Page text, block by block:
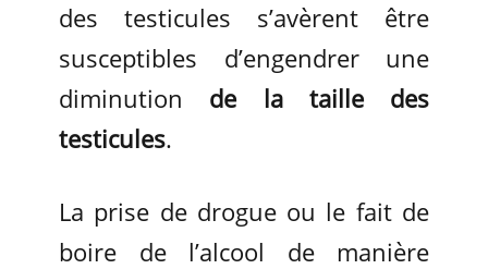
des testicules s’avèrent être
susceptibles d’engendrer une
diminution de la taille des
testicules.
La prise de drogue ou le fait de
boire de l’alcool de manière